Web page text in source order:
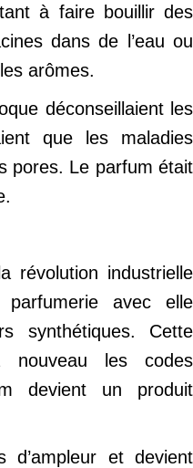
à faire bouillir des
dans de l’eau ou
arômes.
déconseillaient les
que les maladies
pores. Le parfum était
révolution industrielle
avec elle
synthétiques. Cette
nouveau les codes
devient un produit
d’ampleur et devient